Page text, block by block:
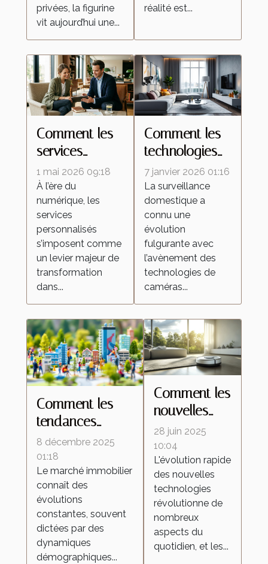
privées, la figurine
vit aujourd’hui une...
réalité est...
Comment les
services
personnalisés
redéfinissent
les attentes
dans l'industrie
1 mai 2026 09:18
À l’ère du
numérique, les
services
personnalisés
s’imposent comme
un levier majeur de
transformation
dans...
Comment les
technologies
de caméras
espion
transforment la
surveillance
domestique ?
7 janvier 2026 01:16
La surveillance
domestique a
connu une
évolution
fulgurante avec
l’avènement des
technologies de
caméras...
Comment les
tendances
démographiques
influencent-elles
le marché
immobilier ?
8 décembre 2025
01:18
Le marché immobilier
connaît des
évolutions
constantes, souvent
dictées par des
dynamiques
démographiques...
Comment les
nouvelles
technologies
transforment-
elles les
aspirateurs
autonomes ?
28 juin 2025
10:04
L'évolution rapide
des nouvelles
technologies
révolutionne de
nombreux
aspects du
quotidien, et les...